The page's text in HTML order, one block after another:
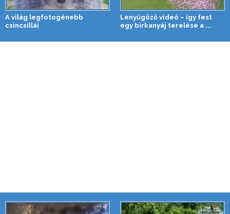
A világ legfotogénebb
csincsillái
Lenyűgöző videó – így fest
egy birkanyáj terelése a ...